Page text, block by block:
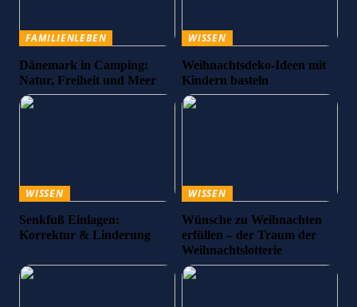
FAMILIENLEBEN
Dänemark in Camping:
Natur, Freiheit und Meer
WISSEN
Weihnachtsdeko-Ideen mit
Kindern basteln
WISSEN
Senkfuß Einlagen:
Korrektur & Linderung
WISSEN
Wünsche zu Weihnachten
erfüllen – der Traum der
Weihnachtslotterie